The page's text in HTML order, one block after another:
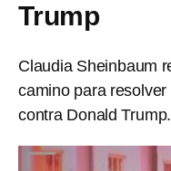
Trump
Claudia Sheinbaum
camino para
contra Donald Trump.